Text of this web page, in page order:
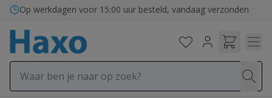
Ga naar de inhoud
Op werkdagen voor 15:00 uur besteld, vandaag verzonden